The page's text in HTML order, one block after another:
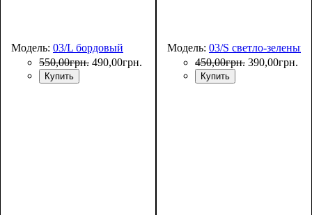
Модель: 03/L бордовый
550,00грн. 490,00грн.
Купить
Модель: 03/S светло-зеленый
450,00грн. 390,00грн.
Купить